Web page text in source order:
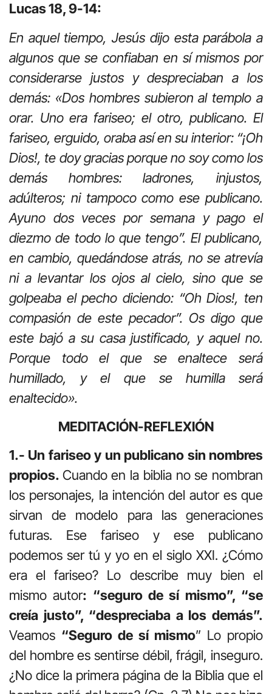
Lucas 18, 9-14:
En aquel tiempo, Jesús dijo esta parábola a
algunos que se confiaban en sí mismos por
considerarse justos y despreciaban a los
demás: «Dos hombres subieron al templo a
orar. Uno era fariseo; el otro, publicano. El
fariseo, erguido, oraba así en su interior: “¡Oh
Dios!, te doy gracias porque no soy como los
demás hombres: ladrones, injustos,
adúlteros; ni tampoco como ese publicano.
Ayuno dos veces por semana y pago el
diezmo de todo lo que tengo”. El publicano,
en cambio, quedándose atrás, no se atrevía
ni a levantar los ojos al cielo, sino que se
golpeaba el pecho diciendo: “Oh Dios!, ten
compasión de este pecador”. Os digo que
este bajó a su casa justificado, y aquel no.
Porque todo el que se enaltece será
humillado, y el que se humilla será
enaltecido».
MEDITACIÓN-REFLEXIÓN
1.- Un fariseo y un publicano sin nombres
propios. Cuando en la biblia no se nombran
los personajes, la intención del autor es que
sirvan de modelo para las generaciones
futuras. Ese fariseo y ese publicano
podemos ser tú y yo en el siglo XXI. ¿Cómo
era el fariseo? Lo describe muy bien el
mismo autor: “seguro de sí mismo”, “se
creía justo”, “despreciaba a los demás”.
Veamos “Seguro de sí mismo” Lo propio
del hombre es sentirse débil, frágil, inseguro.
¿No dice la primera página de la Biblia que el